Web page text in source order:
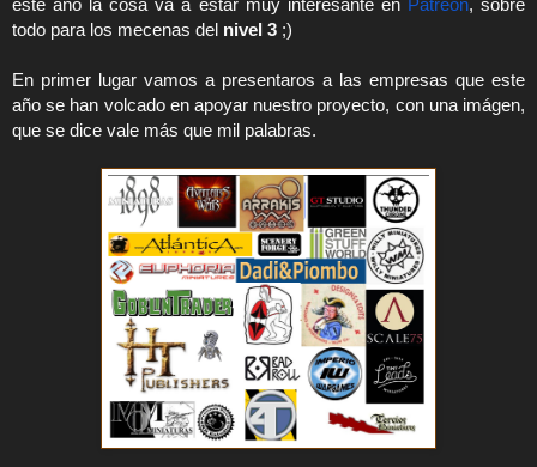
este año la cosa va a estar muy interesante en Patreon, sobre
todo para los mecenas del nivel 3 ;)
En primer lugar vamos a presentaros a las empresas que este
año se han volcado en apoyar nuestro proyecto, con una imágen,
que se dice vale más que mil palabras.